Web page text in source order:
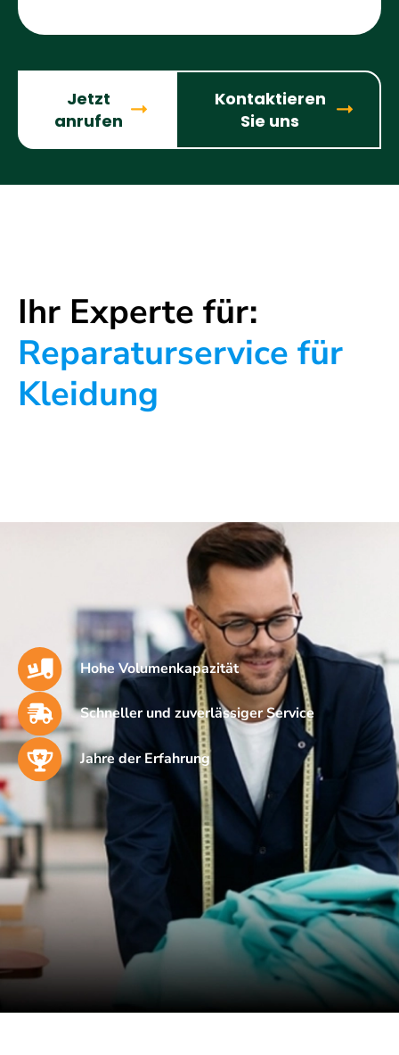
Jetzt
anrufen
Kontaktieren
Sie uns
Ihr Experte für:
Reparaturservice für
Kleidung
Hohe Volumenkapazität
Schneller und zuverlässiger Service
Jahre der Erfahrung